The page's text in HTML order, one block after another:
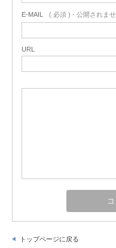
E-MAIL ( 必須 ) - 公開されま
URL
トップページに戻る